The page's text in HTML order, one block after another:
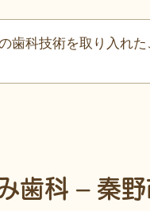
歯科技術を取り入れ
歯科 – 秦